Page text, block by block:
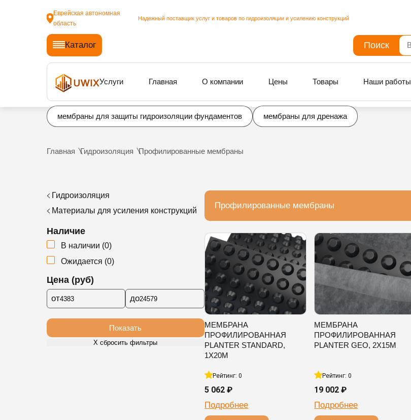
Еврейская автономная
область
Надежный поставщик услуг и товаров по гидроизоляции и усилению конструкций
Каталог Поиск
Услуги Главная О компании Цены Товары Наши работы
мембраны для защиты гидроизоляции фундаментов мембраны для дренажа
Главная Гидроизоляция Профилированные мембраны
Гидроизоляция
Материалы для усиления конструкций
Наличие
В наличии (0)
Ожидается (0)
Цена (руб)
от до
Показать
Х сбросить фильтры
Профилированные мембраны
МЕМБРАНА
ПРОФИЛИРОВАННАЯ
PLANTER STANDARD,
1Х20М
Рейтинг: 0
5 062 ₽
Подробнее
МЕМБРАНА
ПРОФИЛИРОВАННАЯ
PLANTER GEO, 2Х15М
Рейтинг: 0
19 002 ₽
Подробнее